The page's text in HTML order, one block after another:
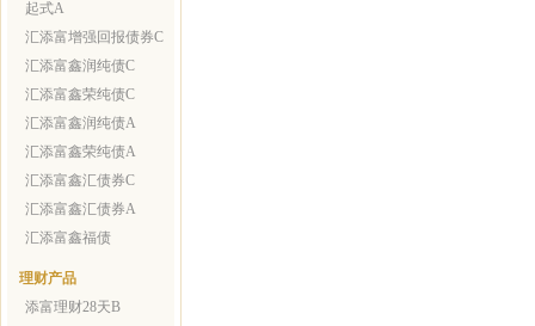
起式A
汇添富增强回报债券C
汇添富鑫润纯债C
汇添富鑫荣纯债C
汇添富鑫润纯债A
汇添富鑫荣纯债A
汇添富鑫汇债券C
汇添富鑫汇债券A
汇添富鑫福债
理财产品
添富理财28天B